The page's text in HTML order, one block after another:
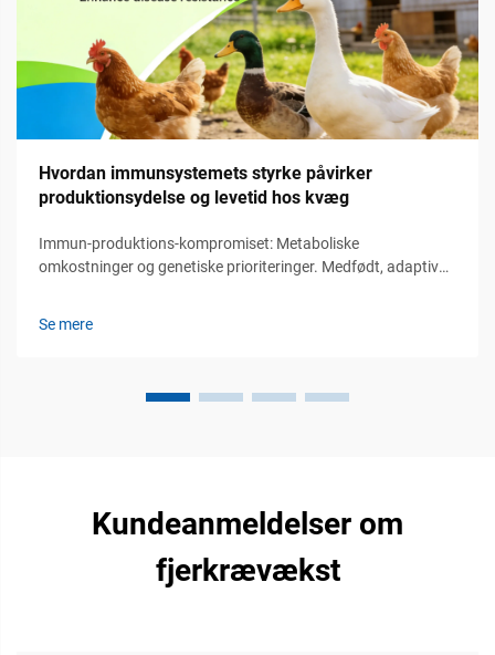
Hvordan immunsystemets styrke påvirker
produktionsydelse og levetid hos kvæg
Immun-produktions-kompromiset: Metaboliske
omkostninger og genetiske prioriteringer. Medfødt, adaptiv
Se mere
Kundeanmeldelser om
fjerkrævækst